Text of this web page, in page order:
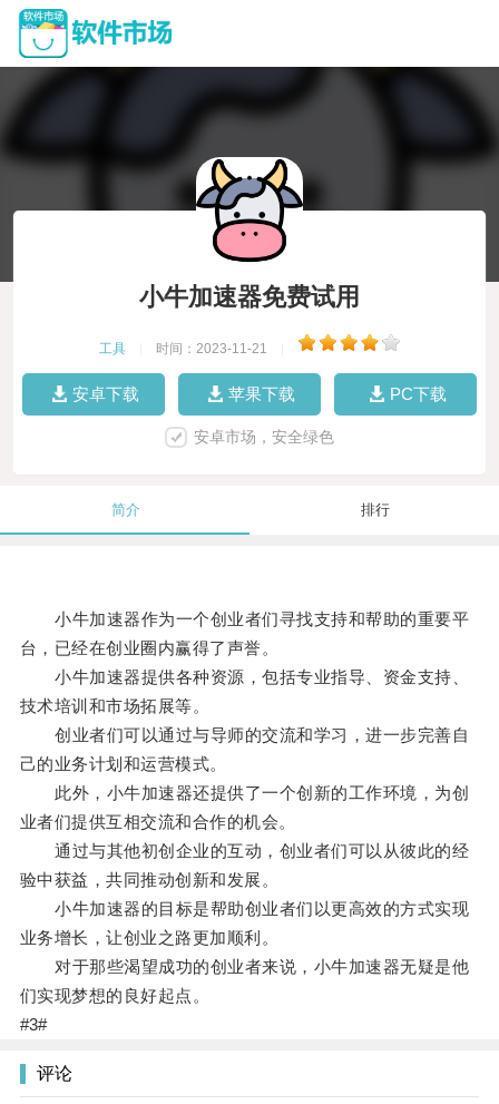
小牛加速器免费试用
工具 时间：2023-11-21
安卓下载 苹果下载 PC下载
安卓市场，安全绿色
简介 排行
小牛加速器作为一个创业者们寻找支持和帮助的重要平
台，已经在创业圈内赢得了声誉。
小牛加速器提供各种资源，包括专业指导、资金支持、
技术培训和市场拓展等。
创业者们可以通过与导师的交流和学习，进一步完善自
己的业务计划和运营模式。
此外，小牛加速器还提供了一个创新的工作环境，为创
业者们提供互相交流和合作的机会。
通过与其他初创企业的互动，创业者们可以从彼此的经
验中获益，共同推动创新和发展。
小牛加速器的目标是帮助创业者们以更高效的方式实现
业务增长，让创业之路更加顺利。
对于那些渴望成功的创业者来说，小牛加速器无疑是他
们实现梦想的良好起点。
#3#
评论